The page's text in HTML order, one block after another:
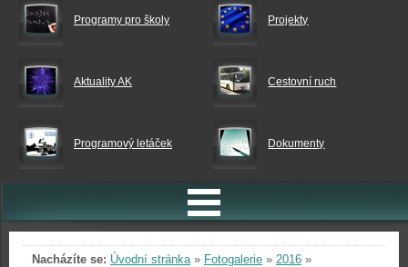
Programy pro školy Projekty
Aktuality AK Cestovní ruch
Programový letáček Dokumenty
Nacházíte se: Úvodní stránka» Fotogalerie » 2016 »